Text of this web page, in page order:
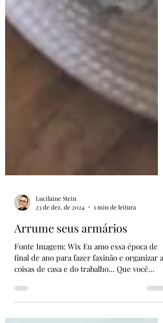
23 de dez. de 2024
1 min de leitura
Arrume seus armários
Fonte Imagem: Wix Eu amo essa época de
final de ano para fazer faxinão e organizar as
aproveite...